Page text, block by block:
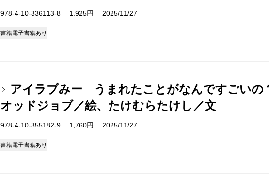
978-4-10-336113-8 1,925円 2025/11/27
書籍電子書籍あり
アイラブみー うまれたことがなんですごいの
オッドジョブ／絵、たけむらたけし／文
978-4-10-355182-9 1,760円 2025/11/27
書籍電子書籍あり